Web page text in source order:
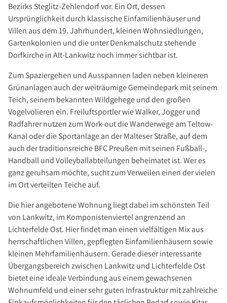
Bezirks Steglitz-Zehlendorf vor. Ein Ort, dessen
Ursprünglichkeit durch klassische Einfamilienhäuser und
Villen aus dem 19. Jahrhundert, kleinen Wohnsiedlungen,
Gartenkolonien und die unter Denkmalschutz stehende
Dorfkirche in Alt-Lankwitz noch immer sichtbar ist.
Zum Spaziergehen und Ausspannen laden neben kleineren
Grünanlagen auch der weiträumige Gemeindepark mit seinem
Teich, seinem bekannten Wildgehege und den großen
Vogelvolieren ein. Freiluftsportler wie Walker, Jogger und
Radfahrer nutzen zum Work-out die Wanderwege am Teltow-
Kanal oder die Sportanlage an der Malteser Straße, auf dem
auch der traditionsreiche BFC Preußen mit seinen Fußball-,
Handball und Volleyballabteilungen beheimatet ist. Wer es
ganz geruhsam möchte, sucht zum Verweilen einen der vielen
im Ort verteilten Teiche auf.
Die hier angebotene Wohnung liegt dabei im schönsten Teil
von Lankwitz, im Komponistenviertel angrenzend an
Lichterfelde Ost. Hier findet man einen vielfältigen Mix aus
herrschaftlichen Villen, gepflegten Einfamilienhäusern sowie
kleinen Mehrfamilienhäusern. Gerade dieser interessante
Übergangsbereich zwischen Lankwitz und Lichterfelde Ost
bietet eine ideale Verbindung aus einem gewachsenen
Wohnumfeld und einer sehr guten Infrastruktur mit zahlreiche